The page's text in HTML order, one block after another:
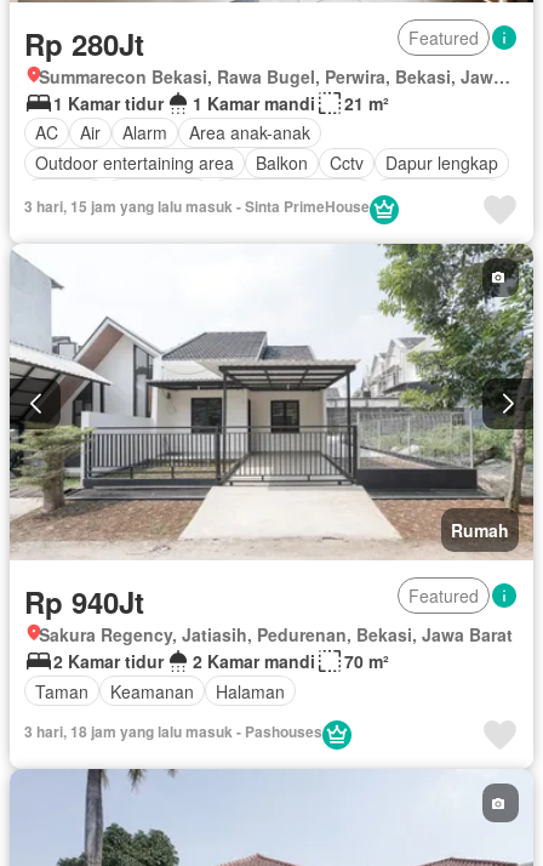
Rp 280Jt
Featured
Summarecon Bekasi, Rawa Bugel, Perwira, Bekasi, Jawa Barat
1 Kamar tidur
1 Kamar mandi
21 m²
AC
Air Alarm
Area anak-anak
Outdoor entertaining area
Balkon Cctv
Dapur lengkap
Kolam renang
Lemari pakaian bawaan
Secure parking
Berperabot lengkap
3 hari, 15 jam yang lalu masuk - Sinta PrimeHouse
Rumah
Rp 940Jt
Featured
Sakura Regency, Jatiasih, Pedurenan, Bekasi, Jawa Barat
2 Kamar tidur
2 Kamar mandi
70 m²
Taman
Keamanan Halaman
3 hari, 18 jam yang lalu masuk - Pashouses